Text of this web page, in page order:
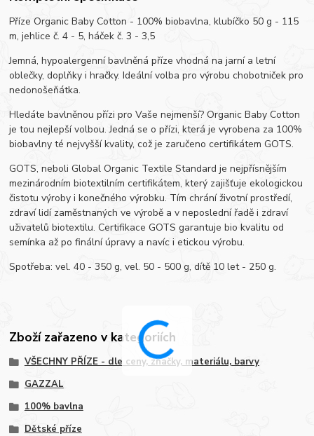
Příze Organic Baby Cotton - 100% biobavlna, klubíčko 50 g - 115
m, jehlice č. 4 - 5, háček č. 3 - 3,5
Jemná, hypoalergenní bavlněná příze vhodná na jarní a letní
oblečky, doplňky i hračky. Ideální volba pro výrobu chobotniček pro
nedonošeňátka.
Hledáte bavlněnou přízi pro Vaše nejmenší? Organic Baby Cotton
je tou nejlepší volbou. Jedná se o přízi, která je vyrobena za 100%
biobavlny té nejvyšší kvality, což je zaručeno certifikátem GOTS.
GOTS, neboli Global Organic Textile Standard je nejpřísnějším
mezinárodním biotextilním certifikátem, který zajišťuje ekologickou
čistotu výroby i konečného výrobku. Tím chrání životní prostředí,
zdraví lidí zaměstnaných ve výrobě a v neposlední řadě i zdraví
uživatelů biotextilu. Certifikace GOTS garantuje bio kvalitu od
semínka až po finální úpravy a navíc i etickou výrobu.
Spotřeba: vel. 40 - 350 g, vel. 50 - 500 g, dítě 10 let - 250 g.
Zboží zařazeno v kategoriích
VŠECHNY PŘÍZE - dle ceny, značky, materiálu, barvy
GAZZAL
100% bavlna
Dětské příze